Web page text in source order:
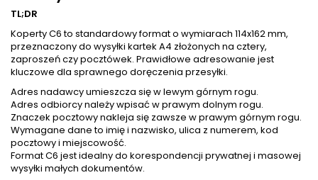
TL;DR
Koperty C6 to standardowy format o wymiarach 114x162 mm,
przeznaczony do wysyłki kartek A4 złożonych na cztery,
zaproszeń czy pocztówek. Prawidłowe adresowanie jest
kluczowe dla sprawnego doręczenia przesyłki.
Adres nadawcy umieszcza się w lewym górnym rogu.
Adres odbiorcy należy wpisać w prawym dolnym rogu.
Znaczek pocztowy nakleja się zawsze w prawym górnym rogu.
Wymagane dane to imię i nazwisko, ulica z numerem, kod
pocztowy i miejscowość.
Format C6 jest idealny do korespondencji prywatnej i masowej
wysyłki małych dokumentów.